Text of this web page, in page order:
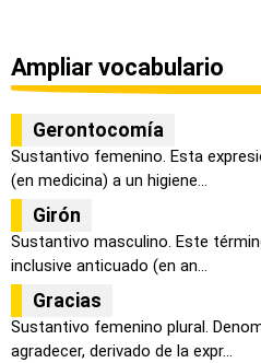
Ampliar vocabulario
Gerontocomía
Sustantivo femenino. Esta
(en medicina) a un higiene...
Girón
Sustantivo masculino. Este
inclusive anticuado (en an...
Gracias
Sustantivo femenino plural.
agradecer, derivado de la expr...